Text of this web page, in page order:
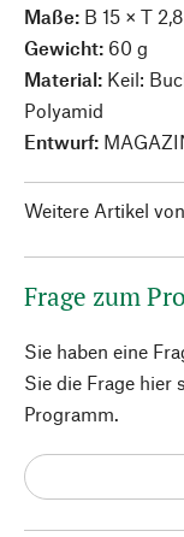
Maße: B 15 × T
Gewicht: 60 g
Material: Keil:
Polyamid
Entwurf:
Weitere Artikel von
Frage zum
Sie haben eine
Sie die Frage hier
Programm.